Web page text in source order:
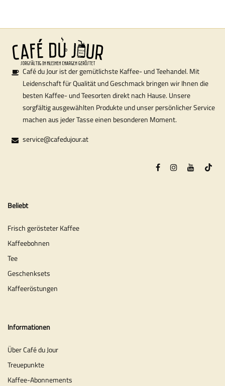
Café du Jour ist der gemütlichste Kaffee- und Teehandel. Mit
Leidenschaft für Qualität und Geschmack bringen wir Ihnen die
besten Kaffee- und Teesorten direkt nach Hause. Unsere
sorgfältig ausgewählten Produkte und unser persönlicher Service
machen aus jeder Tasse einen besonderen Moment.
service@cafedujour.at
Beliebt
Frisch gerösteter Kaffee
Kaffeebohnen
Tee
Geschenksets
Kaffeeröstungen
Informationen
Über Café du Jour
Treuepunkte
Kaffee-Abonnements